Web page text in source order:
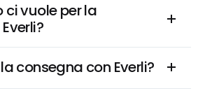
vuole per la
consegna con Everli?